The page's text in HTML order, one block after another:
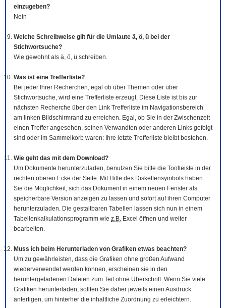
einzugeben?
Nein
Welche Schreibweise gilt für die Umlaute ä, ö, ü bei der
Stichwortsuche?
Wie gewohnt als ä, ö, ü schreiben.
Was ist eine Trefferliste?
Bei jeder Ihrer Recherchen, egal ob über Themen oder über
Stichwortsuche, wird eine Trefferliste erzeugt. Diese Liste ist bis zur
nächsten Recherche über den Link Trefferliste im Navigationsbereich
am linken Bildschirmrand zu erreichen. Egal, ob Sie in der Zwischenzeit
einen Treffer angesehen, seinen Verwandten oder anderen Links gefolgt
sind oder im Sammelkorb waren: Ihre letzte Trefferliste bleibt bestehen.
Wie geht das mit dem Download?
Um Dokumente herunterzuladen, benutzen Sie bitte die Tool leiste in der
rechten oberen Ecke der Seite. Mit Hilfe des Diskettensymbols haben
Sie die Möglichkeit, sich das Dokument in einem neuen Fenster als
speicherbare Version anzeigen zu lassen und sofort auf ihren Computer
herunterzuladen. Die gestaltbaren Tabellen lassen sich nun in einem
Tabellenkalkulationsprogramm wie z.B. Excel öffnen und weiter
bearbeiten.
Muss ich beim Herunterladen von Grafiken etwas beachten?
Um zu gewährleisten, dass die Grafiken ohne großen Aufwand
wiederverwendet werden können, erscheinen sie in den
heruntergeladenen Dateien zum Teil ohne Überschrift. Wenn Sie viele
Grafiken herunterladen, sollten Sie daher jeweils einen Ausdruck
anfertigen, um hinterher die inhaltliche Zuordnung zu erleichtern.